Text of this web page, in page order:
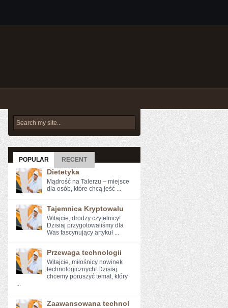
POPULAR RECENT
Dietetyka
Mądrość na Talerzu – miejsce
dla osób, które chcą jeść ...
Tajemnica Kryptowalu
Witajcie, drodzy czytelnicy!
⁢Dzisiaj przygotowaliśmy ​dla
⁣Was fascynujący artykuł ...
Przewaga technologii
Witajcie, miłośnicy nowinek
technologicznych! Dzisiaj
chcemy poruszyć temat, ⁣który
...
Zaawansowana technol